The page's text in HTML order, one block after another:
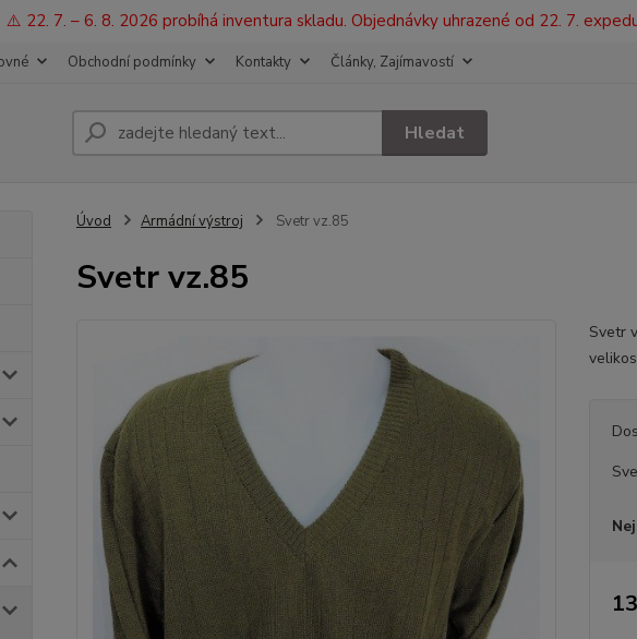
⚠️ 22. 7. – 6. 8. 2026 probíhá inventura skladu. Objednávky uhrazené od 22. 7.
Obchodní podmínky Kontakty Články, Zajímavostí
Hledat
Úvod Armádní výstroj Svetr vz.85
Svetr vz.85
Svetr